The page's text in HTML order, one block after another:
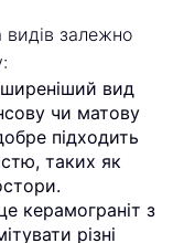
видів залежно
вид
чи матову
підходить
таких як
керамограніт з
різні